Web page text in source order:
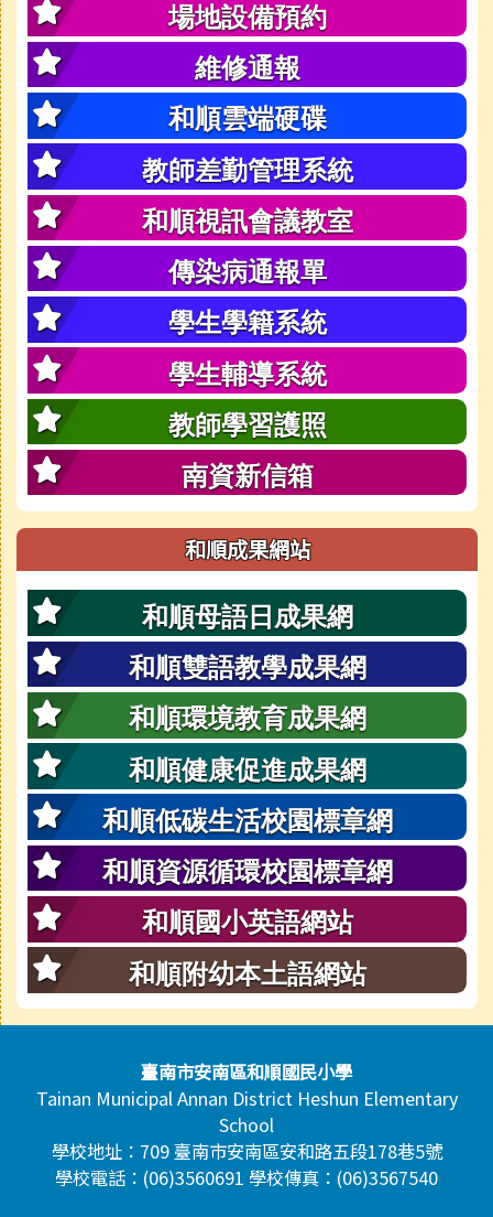
場地設備預約
維修通報
和順雲端硬碟
教師差勤管理系統
和順視訊會議教室
傳染病通報單
學生學籍系統
學生輔導系統
教師學習護照
南資新信箱
和順成果網站
和順母語日成果網
和順雙語教學成果網
和順環境教育成果網
和順健康促進成果網
和順低碳生活校園標章網
和順資源循環校園標章網
和順國小英語網站
和順附幼本土語網站
頁尾區域內容臺南市安南區和順國民小學
Tainan Municipal Annan District Heshun Elementary
School
學校地址：709 臺南市安南區安和路五段178巷5號
學校電話：(06)3560691 學校傳真：(06)3567540